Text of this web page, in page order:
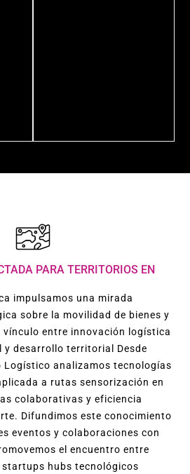
PARA TERRITORIOS EN
impulsamos una mirada
sobre la movilidad de bienes y
entre innovación logística
desarrollo territorial Desde
Logístico analizamos tecnologías
a rutas sensorización en
colaborativas y eficiencia
Difundimos este conocimiento
eventos y colaboraciones con
el encuentro entre
hubs tecnológicos